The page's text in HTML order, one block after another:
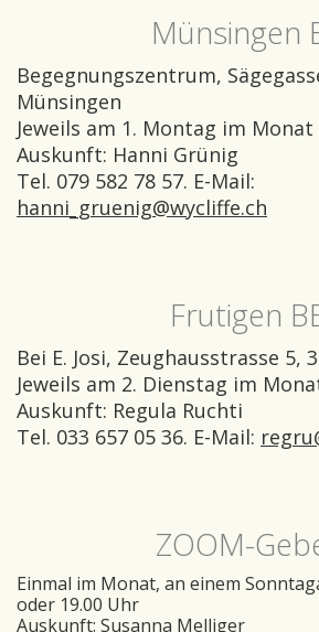
Münsingen
Begegnungszentrum,
Münsingen
Jeweils am 1. Montag im
Auskunft: Hanni Grünig
Tel. 079 582 78 57. E-Mail:
hanni_gruenig@wycliffe.ch
Frutigen
Bei E. Josi, Zeughausstrasse 5,
Jeweils am 2. Dienstag im
Auskunft: Regula Ruchti
Tel. 033 657 05 36. E-Mail:
ZOOM-
Einmal im Monat, an einem
oder 19.00 Uhr
Auskunft: Susanna Melliger